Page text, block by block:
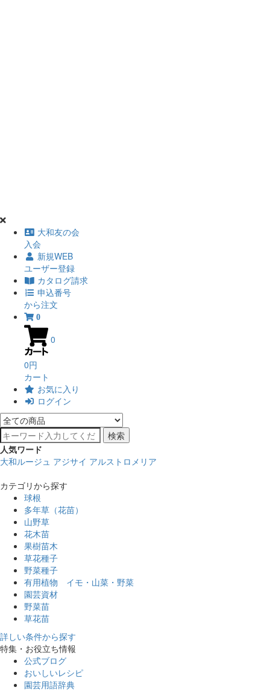
大和友の会
入会
新規WEB
ユーザー登録
カタログ請求
申込番号
から注文
0
0
0円
カート
お気に入り
ログイン
検索
人気ワード
大和ルージュ アジサイ アルストロメリア
カテゴリから探す
球根
多年草（花苗）
山野草
花木苗
果樹苗木
草花種子
野菜種子
有用植物 イモ・山菜・野菜
園芸資材
野菜苗
草花苗
詳しい条件から探す
特集・お役立ち情報
公式ブログ
おいしいレシピ
園芸用語辞典